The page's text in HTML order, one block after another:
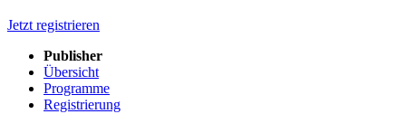
Jetzt registrieren
Publisher
Übersicht
Programme
Registrierung